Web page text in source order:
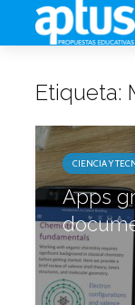
Etiqueta:
CIENCIA Y
Apps